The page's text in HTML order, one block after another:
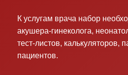
К услугам врача набор
акушера-гинеколога,
тест-листов, калькуляторов,
пациентов.